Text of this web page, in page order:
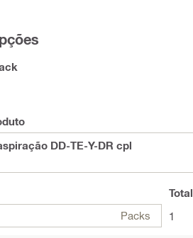
DD-TE-Y-DR cpl
Packs
Total
1